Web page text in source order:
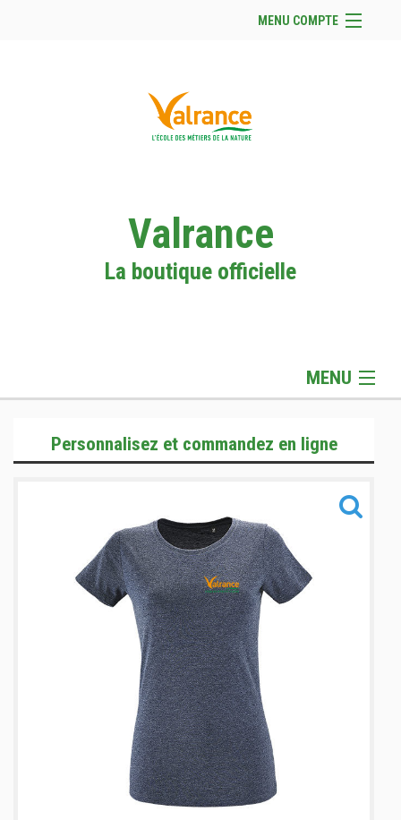
MENU COMPTE
Facebook
Se connecter
Valrance
La boutique officielle
MENU
Vestes
Accessoires
Informations
Personnalisez et commandez en ligne